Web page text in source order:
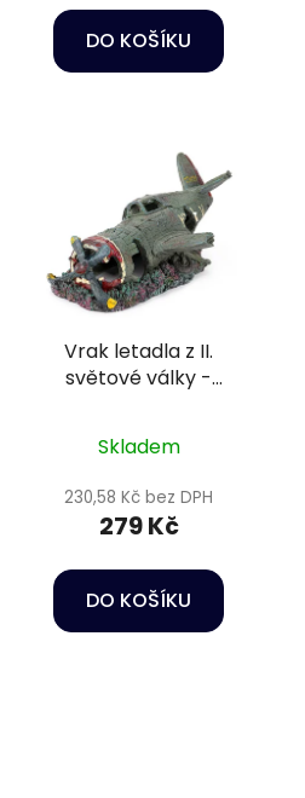
DO KOŠÍKU
Vrak letadla z II.
světové války -
Skladem
230,58 Kč bez DPH
279 Kč
DO KOŠÍKU